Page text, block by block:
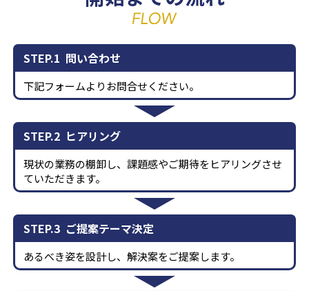
STEP.1 問い合わせ
下記フォームよりお問合せください。
STEP.2 ヒアリング
現状の業務の棚卸し、課題感やご期待をヒアリングさせ
ていただきます。
STEP.3 ご提案テーマ決定
あるべき姿を設計し、解決案をご提案します。